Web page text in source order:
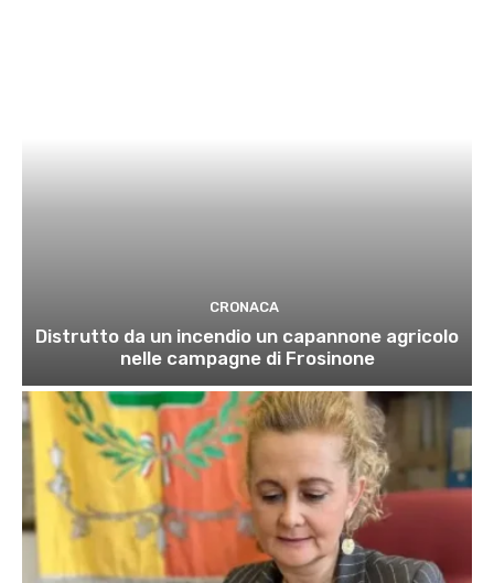
CRONACA
Distrutto da un incendio un capannone agricolo
nelle campagne di Frosinone